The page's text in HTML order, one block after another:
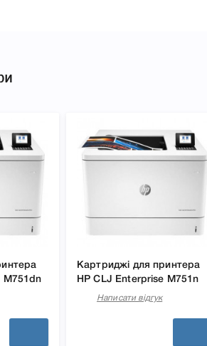
M751dn
Картриджі для принтера
HP CLJ Enterprise M751n
Написати відгук